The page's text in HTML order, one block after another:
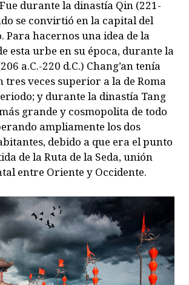
durante la dinastía Qin (221-
se convirtió en la capital del
Para hacernos una idea de la
esta urbe en su época, durante la
a.C.-220 d.C.) Chang’an tenía
veces superior a la de Roma
y durante la dinastía Tang
grande y cosmopolita de todo
ampliamente los dos
debido a que era el punto
de la Ruta de la Seda, unión
entre Oriente y Occidente.